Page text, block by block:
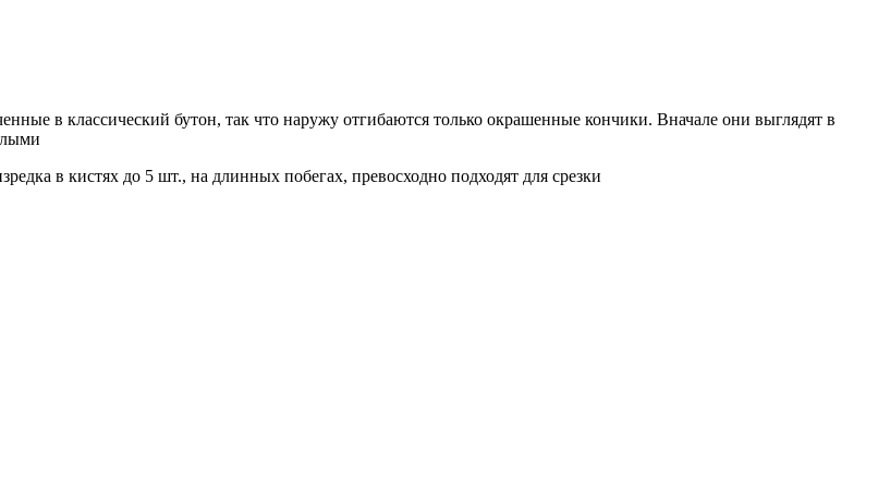
в классический бутон, так что наружу отгибаются только окрашенные кончики. Вначале они выглядят в
в кистях до 5 шт., на длинных побегах, превосходно подходят для срезки